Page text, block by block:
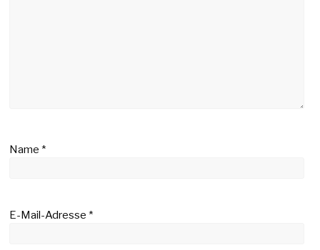
Name*
E-Mail-Adresse*